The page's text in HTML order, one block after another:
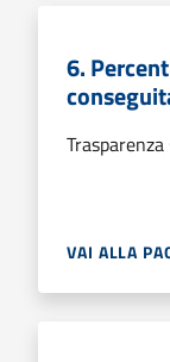
6.
VAI ALLA